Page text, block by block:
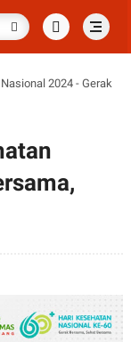
2024 - Gerak